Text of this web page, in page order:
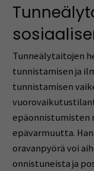
Tunneälytaitojen
tunnistamisen ja
tunnistamisen
epäonnistumisten
epävarmuutta.
oravanpyörä voi
onnistuneista ja